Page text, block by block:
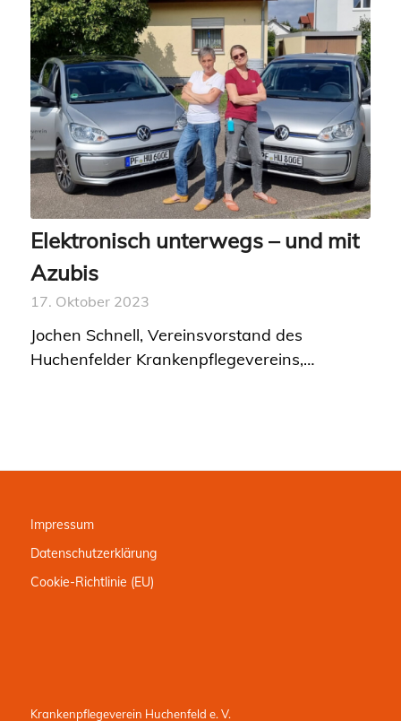
Elektronisch unterwegs – und mit
Azubis
17. Oktober 2023
Jochen Schnell, Vereinsvorstand des
Huchenfelder Krankenpflegevereins,…
Impressum
Datenschutzerklärung
Cookie-Richtlinie (EU)
Krankenpflegeverein Huchenfeld e. V.